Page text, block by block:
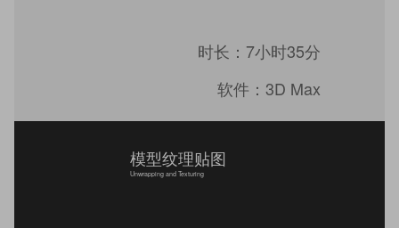
时长：7小时35分
软件：3D Max
模型纹理贴图
Unwrapping and Texturing